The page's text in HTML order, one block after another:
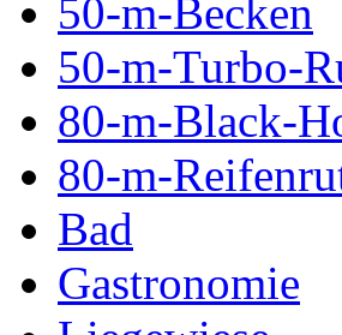
50-m-Becken
50-m-Turbo-
80-m-Black-
80-m-
Bad
Gastronomie